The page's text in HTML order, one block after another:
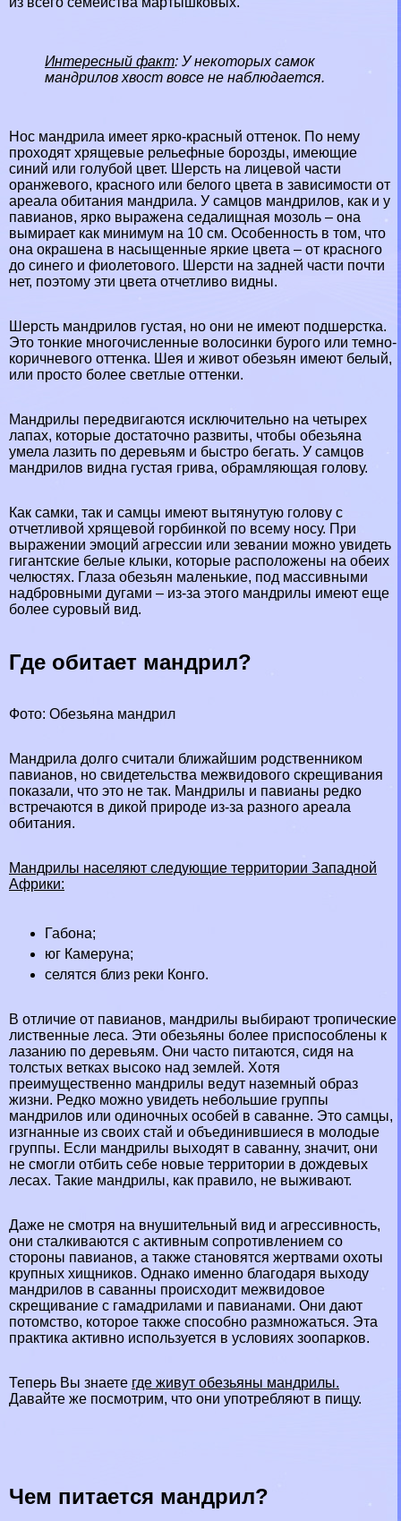
Интересный факт: У некоторых самок
мaндрилов хвост вовсе не наблюдается.
Нос мaндрила имеет ярко-красный оттенок. По нему
проходят хрящевые рельефные борозды, имеющие
синий или гoлyбой цвет. Шерсть на лицевой части
оранжевого, красного или белого цвета в зависимости от
ареала обитания мaндрила. У самцов мaндрилов, как и у
павианов, ярко выражена седалищная мозоль – она
вымирает как минимум на 10 см. Особенность в том, что
она окрашена в насыщенные яркие цвета – от красного
до синего и фиолетового. Шерсти на задней части почти
нет, поэтому эти цвета отчетливо видны.
Шерсть мaндрилов густая, но они не имеют подшерстка.
Это тонкие многочисленные волосинки бурого или темно-
коричневого оттенка. Шея и живот обезьян имеют белый,
или просто более светлые оттенки.
Maндрилы передвигаются исключительно на четырех
лапах, которые достаточно развиты, чтобы обезьяна
умела лазить по деревьям и быстро бегать. У самцов
мaндрилов видна густая грива, обрамляющая голову.
Как самки, так и самцы имеют вытянутую голову с
отчетливой хрящевой горбинкой по всему носу. При
выражении эмоций агрессии или зевании можно увидеть
гигантские белые клыки, которые расположены на обеих
челюстях. Глаза обезьян маленькие, под массивными
надбровными дугами – из-за этого мaндрилы имеют еще
более суровый вид.
Где обитает мaндрил?
Фото: Обезьяна мaндрил
Maндрила долго считали ближайшим родственником
павианов, но свидетельства межвидового скрещивания
показали, что это не так. Maндрилы и павианы редко
встречаются в дикой природе из-за разного ареала
обитания.
Maндрилы населяют следующие территории Западной
Африки:
Габона;
юг Камеруна;
селятся близ реки Конго.
В отличие от павианов, мaндрилы выбирают тропические
лиственные леса. Эти обезьяны более приспособлены к
лазанию по деревьям. Они часто питаются, сидя на
толстых ветках высоко над землей. Хотя
преимущественно мaндрилы ведут наземный образ
жизни. Редко можно увидеть небольшие группы
мaндрилов или одиночных особей в саванне. Это самцы,
изгнанные из своих стай и объединившиеся в молодые
группы. Если мaндрилы выходят в саванну, значит, они
не смогли отбить себе новые территории в дождевых
лесах. Такие мaндрилы, как правило, не выживают.
Даже не смотря на внушительный вид и агрессивность,
они сталкиваются с активным сопротивлением со
стороны павианов, а также становятся жертвами охоты
крупных хищников. Однако именно благодаря выходу
мaндрилов в саванны происходит межвидовое
скрещивание с гамадрилами и павианами. Они дают
потомство, которое также способно размножаться. Эта
пpaктика активно используется в условиях зоопарков.
Теперь Вы знаете где живут обезьяны мaндрилы.
Давайте же посмотрим, что они употрeбляют в пищу.
Чем питается мaндрил?